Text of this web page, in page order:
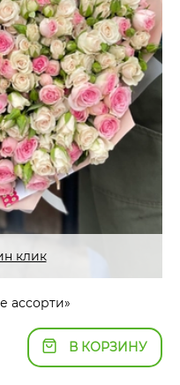
клик
ассорти»
В КОРЗИНУ